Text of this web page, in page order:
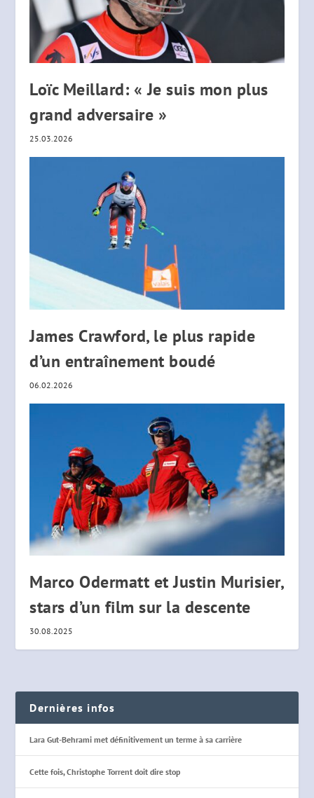
Loïc Meillard: « Je suis mon plus
grand adversaire »
25.03.2026
James Crawford, le plus rapide
d’un entraînement boudé
06.02.2026
Marco Odermatt et Justin Murisier,
stars d’un film sur la descente
30.08.2025
Dernières infos
Lara Gut-Behrami met définitivement un terme à sa carrière
Cette fois, Christophe Torrent doit dire stop